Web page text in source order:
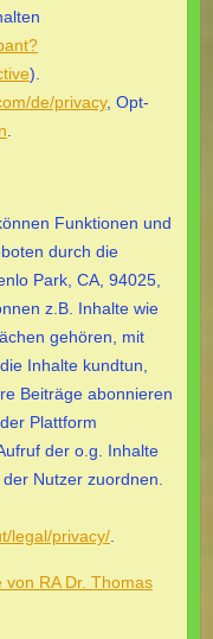
).
de/privacy, Opt-
.
Funktionen und
durch die
Park, CA, 94025,
z.B. Inhalte wie
gehören, mit
Inhalte kundtun,
Beiträge abonnieren
Plattform
der o.g. Inhalte
Nutzer zuordnen.
legal/privacy/.
RA Dr. Thomas